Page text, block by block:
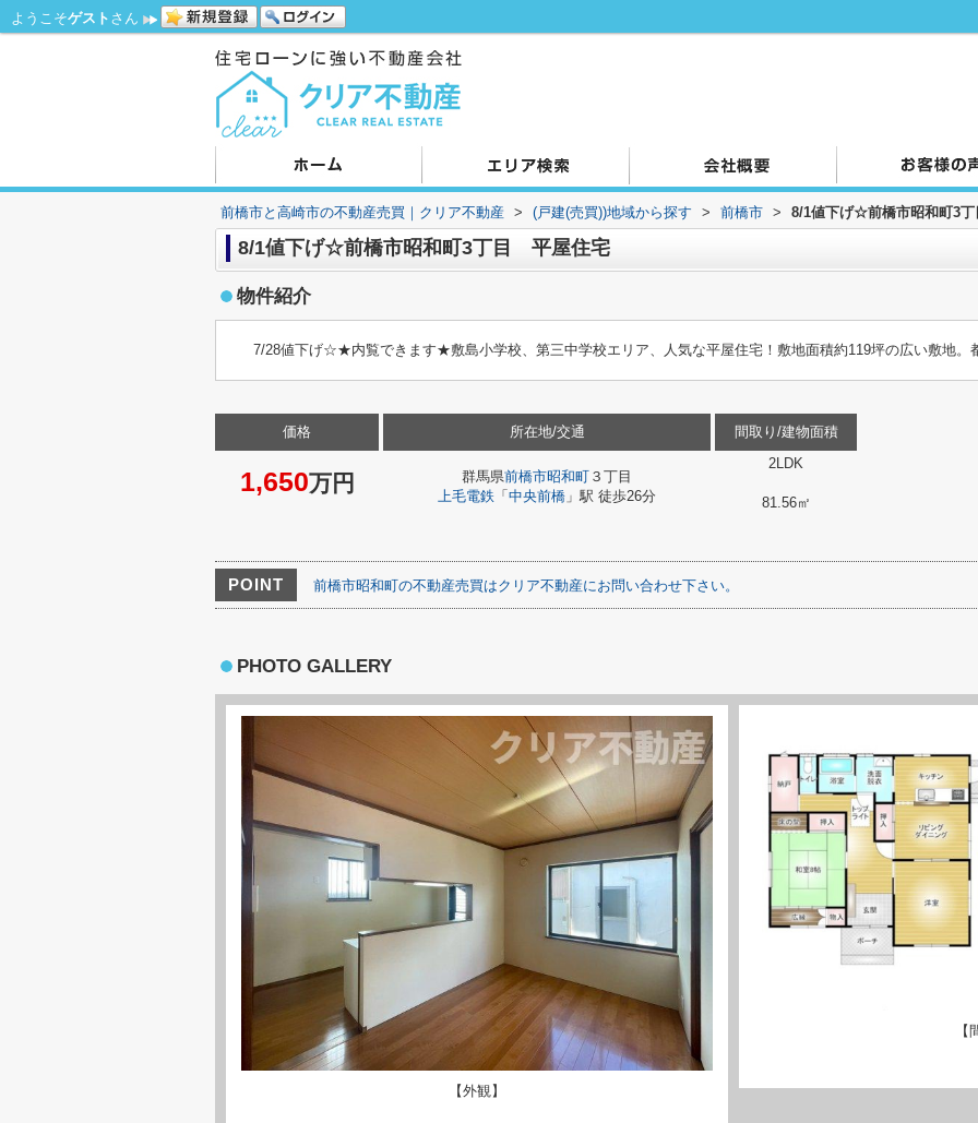
ようこそゲスト さん
前橋市と高崎市の不動産売買｜クリア不動産 > (戸建(売買))地域から探す > 前橋市 > 8/1値下げ☆前橋市昭和町3
8/1値下げ☆前橋市昭和町3丁目 平屋住宅
物件紹介
7/28値下げ☆★内覧できます★敷島小学校、第三中学校エリア、人気な平屋住宅！敷地面積約119坪の広い敷地。
価格
1,650万円
所在地/交通
群馬県前橋市昭和町 ３丁目
上毛電鉄 「 中央前橋 」駅 徒歩26分
間取り/建物面積
2LDK
81.56㎡
POINT 前橋市昭和町の不動産売買はクリア不動産にお問い合わせ下さい。
PHOTO GALLERY
【外観】
【